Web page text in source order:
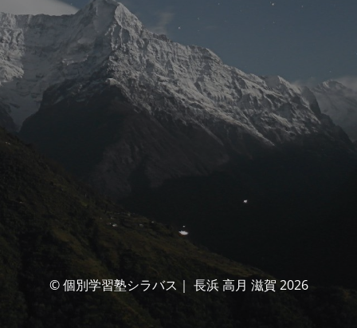
© 個別学習塾シラバス｜ 長浜 高月 滋賀 2026